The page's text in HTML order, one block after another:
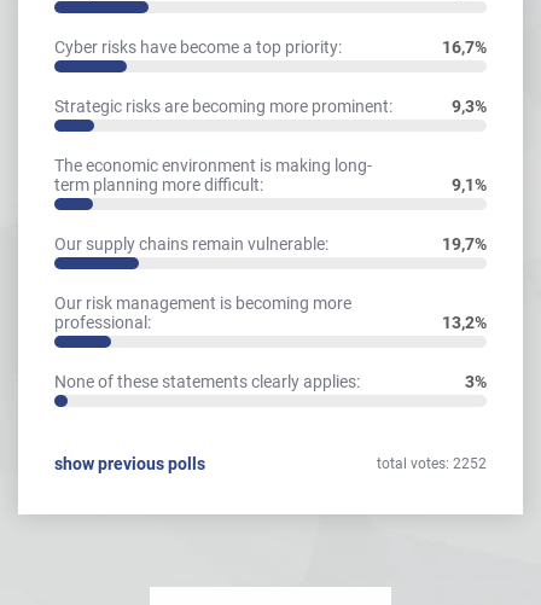
Cyber risks have become a top priority: 16,7%
Strategic risks are becoming more prominent: 9,3%
The economic environment is making long-
term planning more difficult:
9,1%
Our supply chains remain vulnerable: 19,7%
Our risk management is becoming more
professional:
13,2%
None of these statements clearly applies: 3%
show previous polls total votes: 2252